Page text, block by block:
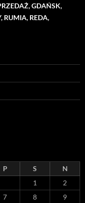
GDAŃSK,
RUMIA, REDA,
P S
N
1
2
7 8
9